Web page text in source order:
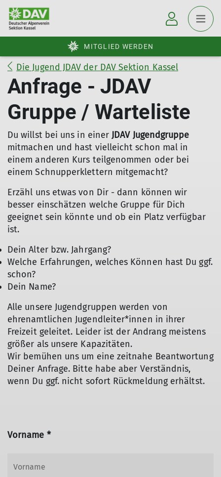
MITGLIED WERDEN
Die Jugend JDAV der DAV Sektion Kassel
Anfrage - JDAV
Gruppe / Warteliste
Du willst bei uns in einer JDAV Jugendgruppe
mitmachen und hast vielleicht schon mal in
einem anderen Kurs teilgenommen oder bei
einem Schnupperklettern mitgemacht?
Erzähl uns etwas von Dir - dann können wir
besser einschätzen welche Gruppe für Dich
geeignet sein könnte und ob ein Platz verfügbar
ist.
Dein Alter bzw. Jahrgang?
Welche Erfahrungen, welches Können hast Du ggf.
schon?
Dein Name?
Alle unsere Jugendgruppen werden von
ehrenamtlichen Jugendleiter*innen in ihrer
Freizeit geleitet. Leider ist der Andrang meistens
größer als unsere Kapazitäten.
Wir bemühen uns um eine zeitnahe Beantwortung
Deiner Anfrage. Bitte habe aber Verständnis,
wenn Du ggf. nicht sofort Rückmeldung erhältst.
Vorname *